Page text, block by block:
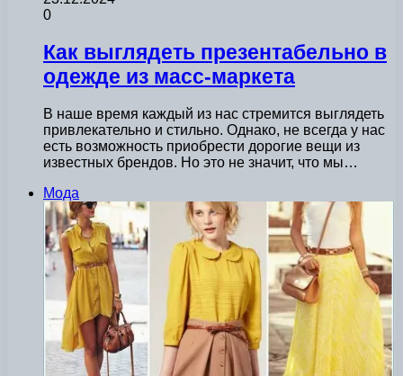
0
Как выглядеть презентабельно в
одежде из масс-маркета
В наше время каждый из нас стремится выглядеть
привлекательно и стильно. Однако, не всегда у нас
есть возможность приобрести дорогие вещи из
известных брендов. Но это не значит, что мы…
Мода